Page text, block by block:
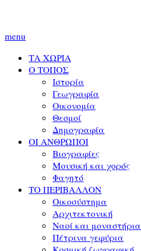
menu
ΤΑ ΧΩΡΙΑ
Ο ΤΟΠΟΣ
Ιστορία
Γεωγραφία
Οικονομία
Θεσμοί
Δημογραφία
ΟΙ ΑΝΘΡΩΠΟΙ
Βιογραφίες
Μουσική και χορός
Φαγητό
ΤΟ ΠΕΡΙΒΑΛΛΟΝ
Οικοσύστημα
Αρχιτεκτονική
Ναοί και μοναστήρια
Πέτρινα γεφύρια